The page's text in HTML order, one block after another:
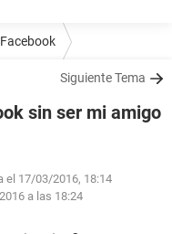
Facebook
Siguiente Tema
sin ser mi amigo
el 17/03/2016, 18:14
a las 18:24